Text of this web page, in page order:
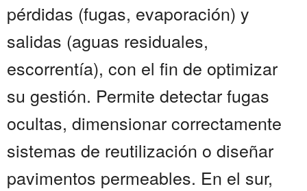
pérdidas (fugas, evaporación) y
salidas (aguas residuales,
escorrentía), con el fin de optimizar
su gestión. Permite detectar fugas
ocultas, dimensionar correctamente
sistemas de reutilización o diseñar
pavimentos permeables. En el sur,